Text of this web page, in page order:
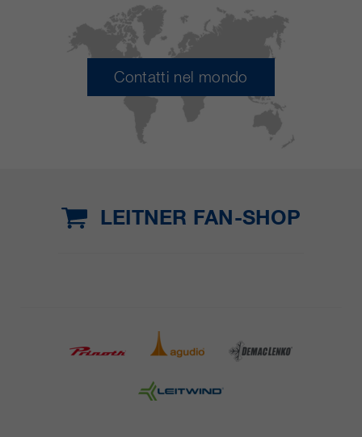
Contatti nel mondo
LEITNER FAN-SHOP